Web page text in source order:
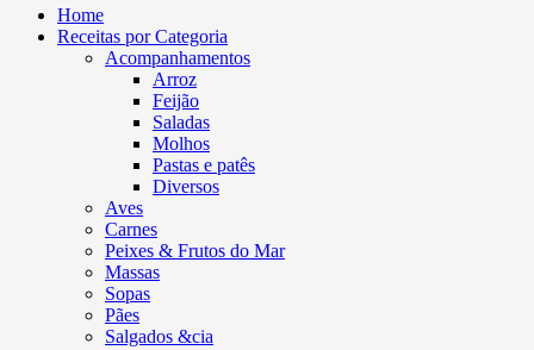
Home
Receitas por Categoria
Acompanhamentos
Arroz
Feijão
Saladas
Molhos
Pastas e patês
Diversos
Aves
Carnes
Peixes & Frutos do Mar
Massas
Sopas
Pães
Salgados &cia